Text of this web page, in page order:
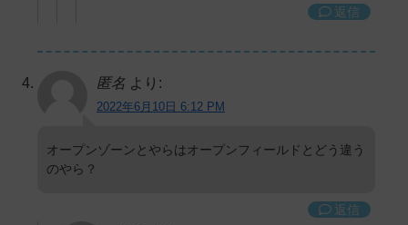
返信
匿名 より:
2022年6月10日 6:12 PM
オープンゾーンとやらはオープンフィールドとどう違う
のやら？
返信